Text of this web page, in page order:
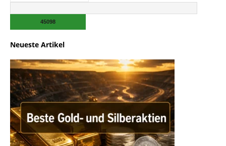
Neueste Artikel